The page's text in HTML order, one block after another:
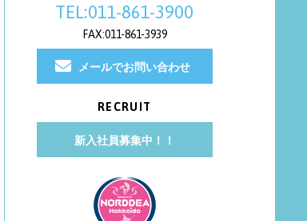
TEL:011-861-3900
FAX:011-861-3939
メールでお問い合わせ
RECRUIT
新入社員募集中！！